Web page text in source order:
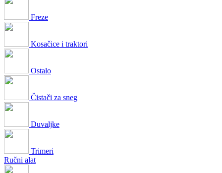
Freze
Kosačice i traktori
Ostalo
Čistači za sneg
Duvaljke
Trimeri
Ručni alat